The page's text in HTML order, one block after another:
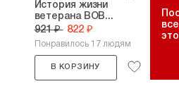
История жизни
ветерана ВОВ...
921 ₽ 822 ₽
Понравилось 17 людям
В КОРЗИНУ